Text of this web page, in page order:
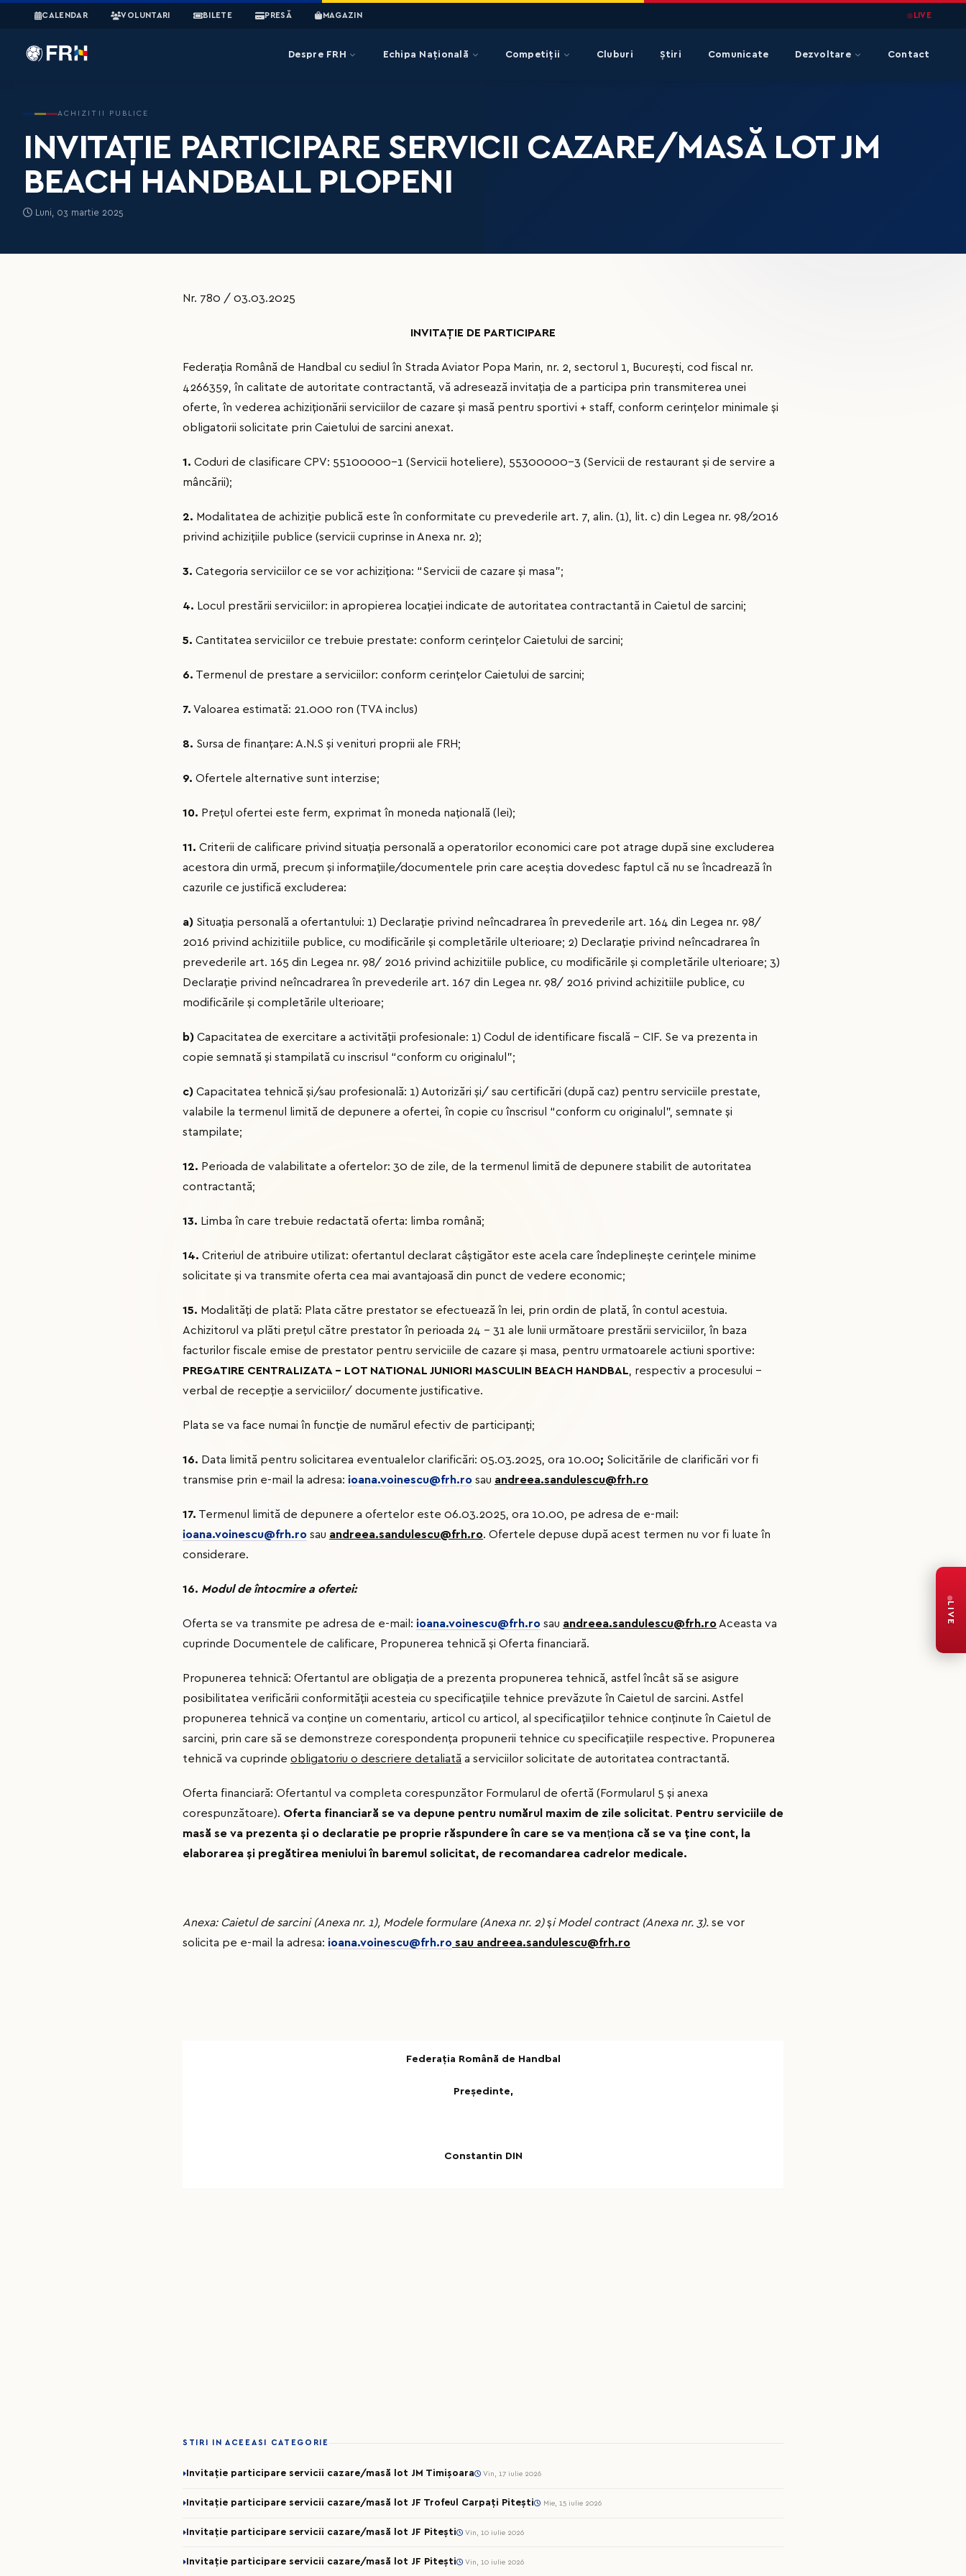
CALENDAR VOLUNTARI BILETE PRESĂ MAGAZIN LIVE
Despre FRH Echipa Națională Competiții Cluburi Știri Comunicate Dezvoltare Contact
ACHIZITII PUBLICE
INVITAȚIE PARTICIPARE SERVICII CAZARE/MASĂ LOT JM
BEACH HANDBALL PLOPENI
Luni, 03 martie 2025
Nr. 780 / 03.03.2025
INVITAȚIE DE PARTICIPARE
Federaţia Română de Handbal cu sediul în Strada Aviator Popa Marin, nr. 2, sectorul 1, București, cod fiscal nr.
4266359, în calitate de autoritate contractantă, vă adresează invitaţia de a participa prin transmiterea unei
oferte, în vederea achiziţionării serviciilor de cazare și masă pentru sportivi + staff, conform cerințelor minimale și
obligatorii solicitate prin Caietului de sarcini anexat.
1. Coduri de clasificare CPV: 55100000-1 (Servicii hoteliere), 55300000-3 (Servicii de restaurant şi de servire a
mâncării);
2. Modalitatea de achiziţie publică este în conformitate cu prevederile art. 7, alin. (1), lit. c) din Legea nr. 98/2016
privind achizițiile publice (servicii cuprinse in Anexa nr. 2);
3. Categoria serviciilor ce se vor achiziţiona: “Servicii de cazare și masa”;
4. Locul prestării serviciilor: in apropierea locaţiei indicate de autoritatea contractantă in Caietul de sarcini;
5. Cantitatea serviciilor ce trebuie prestate: conform cerințelor Caietului de sarcini;
6. Termenul de prestare a serviciilor: conform cerințelor Caietului de sarcini;
7. Valoarea estimată: 21.000 ron (TVA inclus)
8. Sursa de finanţare: A.N.S și venituri proprii ale FRH;
9. Ofertele alternative sunt interzise;
10. Preţul ofertei este ferm, exprimat în moneda naţională (lei);
11. Criterii de calificare privind situaţia personală a operatorilor economici care pot atrage după sine excluderea
acestora din urmă, precum şi informaţiile/documentele prin care aceştia dovedesc faptul că nu se încadrează în
cazurile ce justifică excluderea:
a) Situația personală a ofertantului: 1) Declaraţie privind neîncadrarea în prevederile art. 164 din Legea nr. 98/
2016 privind achizitiile publice, cu modificările şi completările ulterioare; 2) Declaraţie privind neîncadrarea în
prevederile art. 165 din Legea nr. 98/ 2016 privind achizitiile publice, cu modificările şi completările ulterioare; 3)
Declaraţie privind neîncadrarea în prevederile art. 167 din Legea nr. 98/ 2016 privind achizitiile publice, cu
modificările şi completările ulterioare;
b) Capacitatea de exercitare a activității profesionale: 1) Codul de identificare fiscală – CIF. Se va prezenta in
copie semnată și stampilată cu inscrisul “conform cu originalul”;
c) Capacitatea tehnică și/sau profesională: 1) Autorizări și/ sau certificări (după caz) pentru serviciile prestate,
valabile la termenul limită de depunere a ofertei, în copie cu înscrisul “conform cu originalul”, semnate și
stampilate;
12. Perioada de valabilitate a ofertelor: 30 de zile, de la termenul limită de depunere stabilit de autoritatea
contractantă;
13. Limba în care trebuie redactată oferta: limba română;
14. Criteriul de atribuire utilizat: ofertantul declarat câştigător este acela care îndeplinește cerinţele minime
solicitate și va transmite oferta cea mai avantajoasă din punct de vedere economic;
15. Modalități de plată: Plata către prestator se efectuează în lei, prin ordin de plată, în contul acestuia.
Achizitorul va plăti preţul către prestator în perioada 24 – 31 ale lunii următoare prestării serviciilor, în baza
facturilor fiscale emise de prestator pentru serviciile de cazare și masa, pentru urmatoarele actiuni sportive:
PREGATIRE CENTRALIZATA - LOT NATIONAL JUNIORI MASCULIN BEACH HANDBAL , respectiv a procesului –
verbal de recepţie a serviciilor/ documente justificative.
Plata se va face numai în funcţie de numărul efectiv de participanţi;
16. Data limită pentru solicitarea eventualelor clarificări: 05.03.2025, ora 10.00; Solicitările de clarificări vor fi
transmise prin e-mail la adresa: ioana.voinescu@frh.ro sau andreea.sandulescu@frh.ro
17. Termenul limită de depunere a ofertelor este 06.03.2025, ora 10.00, pe adresa de e-mail:
ioana.voinescu@frh.ro sau andreea.sandulescu@frh.ro. Ofertele depuse după acest termen nu vor fi luate în
considerare.
16. Modul de întocmire a ofertei:
Oferta se va transmite pe adresa de e-mail: ioana.voinescu@frh.ro sau andreea.sandulescu@frh.ro Aceasta va
cuprinde Documentele de calificare, Propunerea tehnică și Oferta financiară.
Propunerea tehnică: Ofertantul are obligaţia de a prezenta propunerea tehnică, astfel încât să se asigure
posibilitatea verificării conformităţii acesteia cu specificaţiile tehnice prevăzute în Caietul de sarcini. Astfel
propunerea tehnică va conţine un comentariu, articol cu articol, al specificaţiilor tehnice conţinute în Caietul de
sarcini, prin care să se demonstreze corespondenţa propunerii tehnice cu specificaţiile respective. Propunerea
tehnică va cuprinde obligatoriu o descriere detaliată a serviciilor solicitate de autoritatea contractantă.
Oferta financiară: Ofertantul va completa corespunzător Formularul de ofertă (Formularul 5 și anexa
corespunzătoare). Oferta financiară se va depune pentru numărul maxim de zile solicitat. Pentru serviciile de
masă se va prezenta și o declaratie pe proprie răspundere în care se va menţiona că se va ţine cont, la
elaborarea și pregătirea meniului în baremul solicitat, de recomandarea cadrelor medicale.
Anexa: Caietul de sarcini (Anexa nr. 1), Modele formulare (Anexa nr. 2)și Model contract (Anexa nr. 3). se vor
solicita pe e-mail la adresa: ioana.voinescu@frh.ro sau andreea.sandulescu@frh.ro
Federaţia Română de Handbal
Președinte,
Constantin DIN
STIRI IN ACEEASI CATEGORIE
Invitație participare servicii cazare/masă lot JM Timișoara Vin, 17 iulie 2026
Invitație participare servicii cazare/masă lot JF Trofeul Carpați Pitești Mie, 15 iulie 2026
Invitație participare servicii cazare/masă lot JF Pitești Vin, 10 iulie 2026
Invitație participare servicii cazare/masă lot JF Pitești Vin, 10 iulie 2026
LIVE